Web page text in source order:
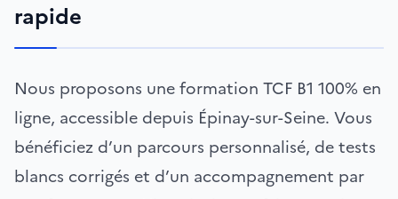
rapide
Nous proposons une formation TCF B1 100% en
ligne, accessible depuis Épinay-sur-Seine. Vous
bénéficiez d’un parcours personnalisé, de tests
blancs corrigés et d’un accompagnement par